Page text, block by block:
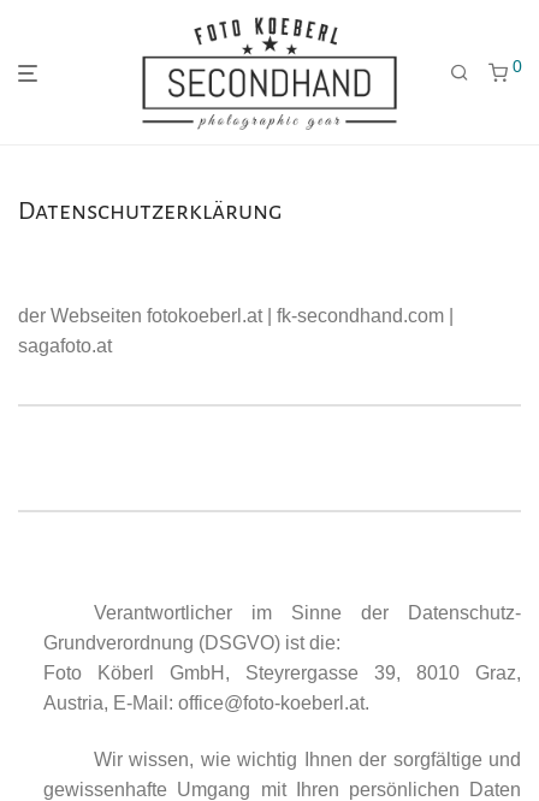
zum
Hauptmenü
0
Datenschutzerklärung
der Webseiten fotokoeberl.at | fk-secondhand.com |
sagafoto.at
Verantwortlicher im Sinne der Datenschutz-
Grundverordnung (DSGVO) ist die:
Foto Köberl GmbH, Steyrergasse 39, 8010 Graz,
Austria, E-Mail: office@foto-koeberl.at.
Wir wissen, wie wichtig Ihnen der sorgfältige und
gewissenhafte Umgang mit Ihren persönlichen Daten